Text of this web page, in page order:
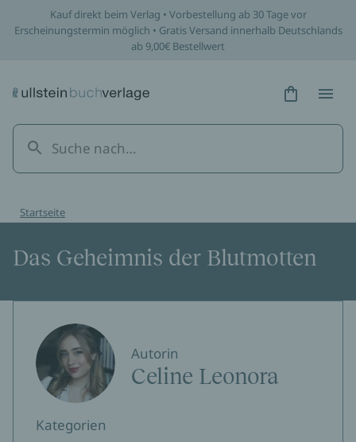
Kauf direkt beim Verlag • Vorbestellung ab 30 Tage vor
Erscheinungstermin möglich • Gratis Versand innerhalb Deutschlands
ab 9,00€ Bestellwert
Hidden
Startseite
Das Geheimnis der Blutmotten
Autorin
Celine Leonora
Kategorien